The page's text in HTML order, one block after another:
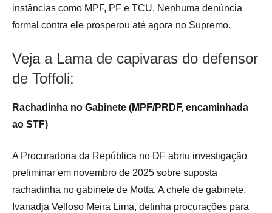
instâncias como MPF, PF e TCU. Nenhuma denúncia
formal contra ele prosperou até agora no Supremo.
Veja a Lama de capivaras do defensor
de Toffoli:
Rachadinha no Gabinete (MPF/PRDF, encaminhada
ao STF)
A Procuradoria da República no DF abriu investigação
preliminar em novembro de 2025 sobre suposta
rachadinha no gabinete de Motta. A chefe de gabinete,
Ivanadja Velloso Meira Lima, detinha procurações para